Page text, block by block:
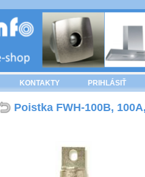
KONTAKTY PRIHLÁSIŤ
Poistka FWH-100B,